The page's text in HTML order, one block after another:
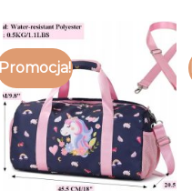
Promocja!